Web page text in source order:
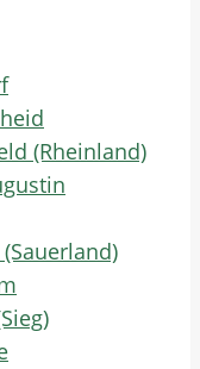
(Rheinland)